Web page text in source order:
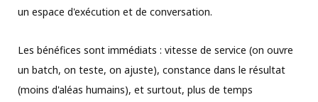
un espace d'exécution et de conversation.
Les bénéfices sont immédiats : vitesse de service (on ouvre
un batch, on teste, on ajuste), constance dans le résultat
(moins d'aléas humains), et surtout, plus de temps